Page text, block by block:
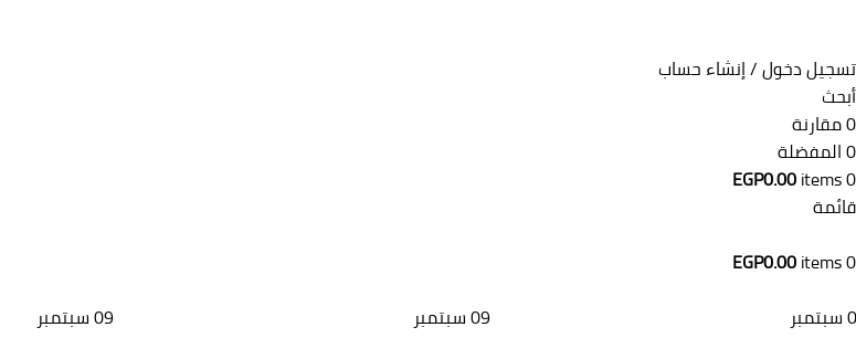
تسجيل دخول / إنشاء حساب
أبحث
0مقارنة
0المفضلة
0
items
EGP0.00
قائمة
0
items
EGP0.00
سبتمبر 09سبتمبر 09سبتمبر